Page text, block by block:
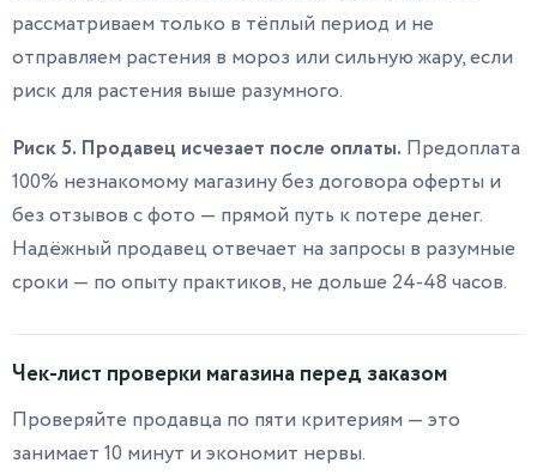
рассматриваем только в тёплый период и не
отправляем растения в мороз или сильную жару, если
риск для растения выше разумного.
Риск 5. Продавец исчезает после оплаты. Предоплата
100% незнакомому магазину без договора оферты и
без отзывов с фото — прямой путь к потере денег.
Надёжный продавец отвечает на запросы в разумные
сроки — по опыту практиков, не дольше 24-48 часов.
Чек-лист проверки магазина перед заказом
Проверяйте продавца по пяти критериям — это
занимает 10 минут и экономит нервы.